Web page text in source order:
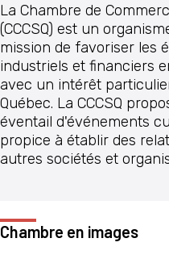
La Chambre de
(CCCSQ) est un
mission de favoriser les
industriels et financiers
avec un intérêt
Québec. La CCCSQ
éventail d'événements
propice à établir des
autres sociétés et
Chambre en images